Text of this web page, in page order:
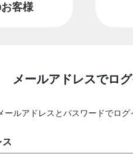
客様
メールアドレスでロ
ールアドレスとパスワードでログ
ス